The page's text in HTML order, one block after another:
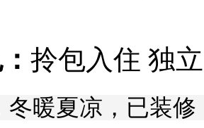
拎包入住 独
冬暖夏凉，已装